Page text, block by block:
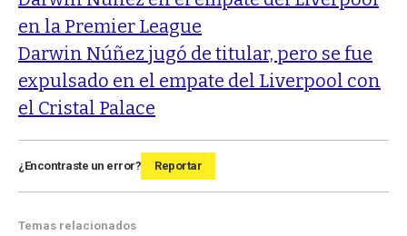
en la Premier League
Darwin Núñez jugó de titular, pero se fue
expulsado en el empate del Liverpool con
el Cristal Palace
¿Encontraste un error? Reportar
Temas relacionados